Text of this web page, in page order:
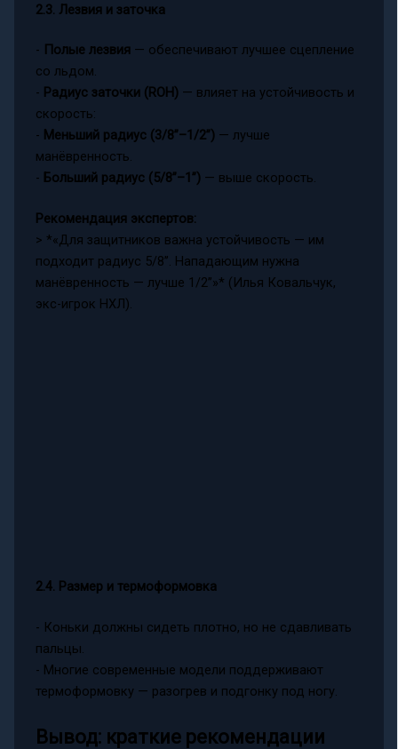
2.3. Лезвия и заточка
- Полые лезвия— обеспечивают лучшее сцепление
со льдом.
- Радиус заточки (ROH)— влияет на устойчивость и
скорость:
- Меньший радиус (3/8’’–1/2’’)— лучше
манёвренность.
- Больший радиус (5/8’’–1’’)— выше скорость.
Рекомендация экспертов:
> *«Для защитников важна устойчивость — им
подходит радиус 5/8’’. Нападающим нужна
манёвренность — лучше 1/2’’»* (Илья Ковальчук,
экс-игрок НХЛ).
2.4. Размер и термоформовка
- Коньки должны сидеть плотно, но не сдавливать
пальцы.
- Многие современные модели поддерживают
термоформовку — разогрев и подгонку под ногу.
Вывод: краткие рекомендации